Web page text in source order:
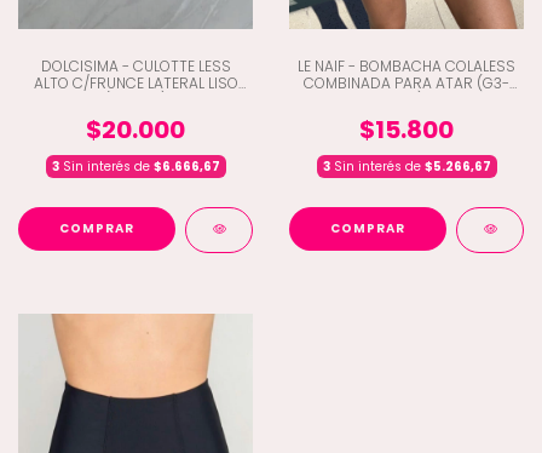
DOLCISIMA - CULOTTE LESS
ALTO C/FRUNCE LATERAL LISO
$20.000
3Sin interés de $6.666,67
COMPRAR
LE NAIF - BOMBACHA COLALESS
COMBINADA PARA ATAR (G3-
$15.800
3Sin interés de $5.266,67
COMPRAR